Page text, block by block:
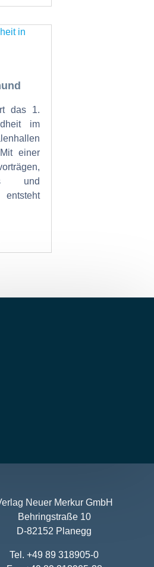
das 1.
im
einer
und
Neuer Merkur GmbH
Behringstraße 10
D-82152 Planegg
Tel. +49 89 318905-0